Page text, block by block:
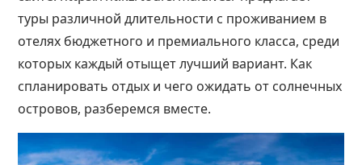
туры различной длительности с проживанием в
отелях бюджетного и премиального класса, среди
которых каждый отыщет лучший вариант. Как
спланировать отдых и чего ожидать от солнечных
островов, разберемся вместе.